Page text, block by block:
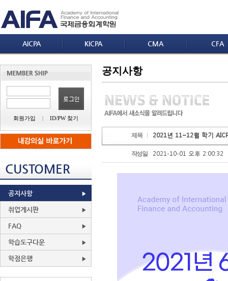
AICPA KICPA CMA CFA
회원가입 | ID/PW 찾기
CUSTOMER
공지사항
취업게시판
FAQ
학습도구다운
학점은행
공지사항
제목 2021년 11~12월 학기
작성일 2021-10-01 오후 2:00:32